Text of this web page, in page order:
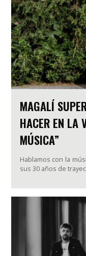
MAGALÍ
HACER EN LA
MÚSICA”
Hablamos con la
sus 30 años de